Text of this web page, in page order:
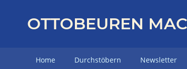
OTTOBEUREN
Home Durchstöbern Newsletter